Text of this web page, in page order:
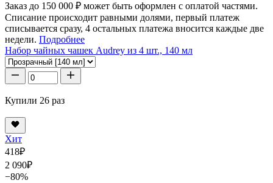
Заказ до 150 000 ₽ может быть оформлен с оплатой частями.
Списание происходит равными долями, первый платеж
списывается сразу, 4 остальных платежа вносится каждые две
недели. Подробнее
Набор чайных чашек Audrey из 4 шт., 140 мл
Купили 26 раз
Хит
418₽
2 090₽
−80%